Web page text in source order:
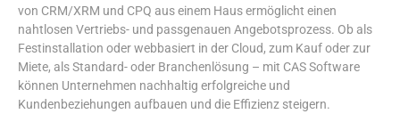
von CRM/XRM und CPQ aus einem Haus ermöglicht einen
nahtlosen Vertriebs- und passgenauen Angebotsprozess. Ob als
Festinstallation oder webbasiert in der Cloud, zum Kauf oder zur
Miete, als Standard- oder Branchenlösung – mit CAS Software
können Unternehmen nachhaltig erfolgreiche und
Kundenbeziehungen aufbauen und die Effizienz steigern.